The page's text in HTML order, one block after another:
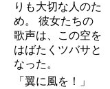
りも大切な人のた
め。 彼女たちの
歌声は、この空を
はばたくツバサと
なった。
「翼に風を！」